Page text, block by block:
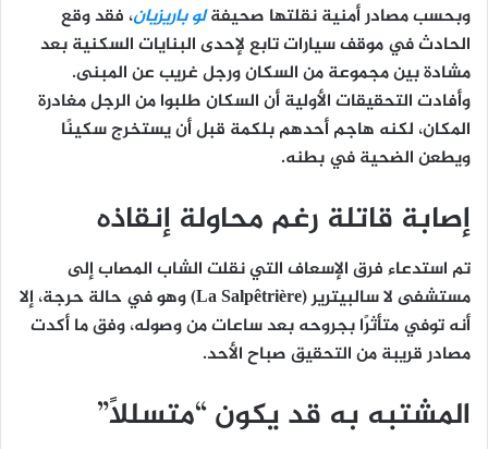
وبحسب مصادر أمنية نقلتها صحيفةلو باريزيان، فقد وقع
الحادث فيموقف سيارات تابع لإحدى البنايات السكنيةبعد
مشادة بين مجموعة من السكان ورجل غريب عن المبنى.
وأفادت التحقيقات الأولية أن السكانطلبوا من الرجل مغادرة
المكان، لكنه هاجم أحدهم بلكمة قبل أنيستخرج سكينًا
ويطعن الضحية في بطنه.
إصابة قاتلة رغم محاولة إنقاذه
تم استدعاء فرق الإسعاف التي نقلت الشاب المصاب إلى
مستشفى لا سالبيترير (La Salpêtrière)
وهو في حالة حرجة، إلا
أنهتوفي متأثرًا بجروحه بعد ساعات من وصوله، وفق ما أكدت
مصادر قريبة من التحقيق صباح الأحد.
المشتبه به قد يكون “متسللًا”